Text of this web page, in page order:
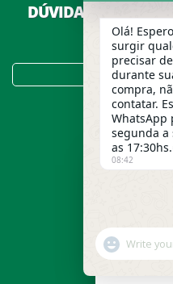
DÚVIDAS SOBRE
Tire suas
Caneca
Olá!
surgir
precisar
durante
compra,
contatar.
WhatsApp
segunda a
as
08:42
WhatsApp